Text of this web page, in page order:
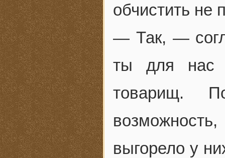
обчистить не
— Так, —
ты для нас
товарищ.
выгорело у